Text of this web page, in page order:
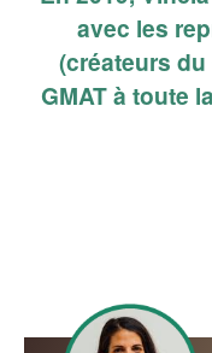
avec les
(créateurs du
GMAT à toute